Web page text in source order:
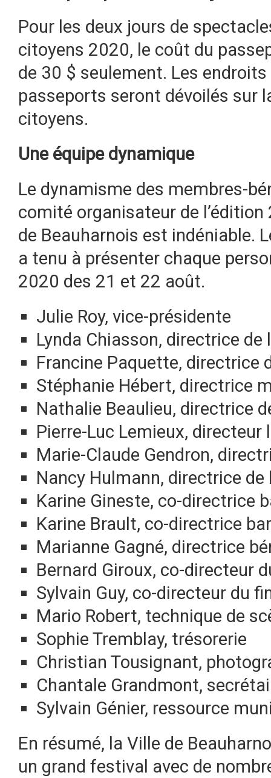
Pour les deux jours de
citoyens 2020, le coût du
de 30 $ seulement. Les
passeports seront dévoilés sur
citoyens.
Une équipe dynamique
Le dynamisme des membres-
comité organisateur de
de Beauharnois est indéniable.
a tenu à présenter chaque
2020 des 21 et 22 août.
Julie Roy, vice-présidente
Lynda Chiasson, directrice de
Francine Paquette, directrice
Stéphanie Hébert, directrice
Nathalie Beaulieu, directrice
Pierre-Luc Lemieux, directeur
Marie-Claude Gendron,
Nancy Hulmann, directrice de
Karine Gineste, co-directrice
Karine Brault, co-directrice
Marianne Gagné, directrice
Bernard Giroux, co-directeur
Sylvain Guy, co-directeur du
Mario Robert, technique de
Sophie Tremblay, trésorerie
Christian Tousignant,
Chantale Grandmont,
Sylvain Génier, ressource
En résumé, la Ville de
un grand festival avec de